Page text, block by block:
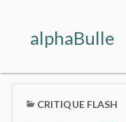
alphaBulle
CRITIQUE FLASH